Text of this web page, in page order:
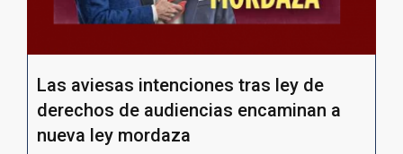
Las aviesas intenciones tras ley de
derechos de audiencias encaminan a
nueva ley mordaza